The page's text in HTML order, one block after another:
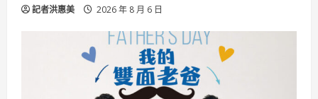
記者洪惠美 2026 年 8 月 6 日